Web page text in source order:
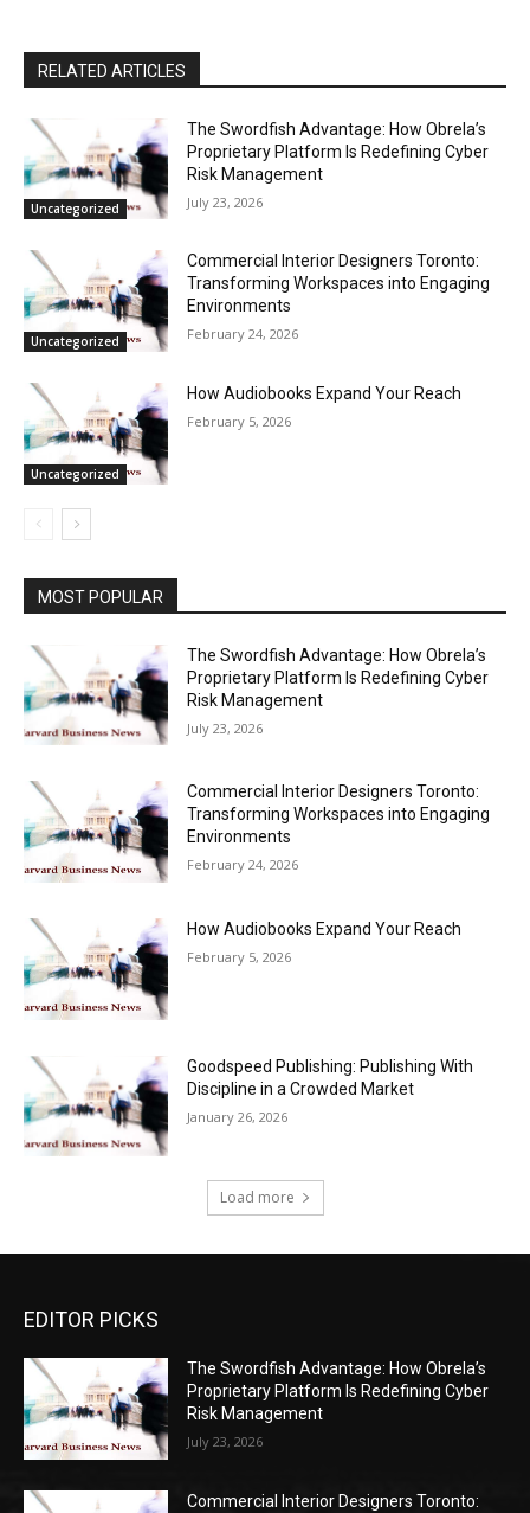
RELATED ARTICLES
Uncategorized
The Swordfish Advantage: How Obrela’s
Proprietary Platform Is Redefining Cyber
Risk Management
July 23, 2026
Uncategorized
Commercial Interior Designers Toronto:
Transforming Workspaces into Engaging
Environments
February 24, 2026
Uncategorized
How Audiobooks Expand Your Reach
February 5, 2026
MOST POPULAR
The Swordfish Advantage: How Obrela’s
Proprietary Platform Is Redefining Cyber
Risk Management
July 23, 2026
Commercial Interior Designers Toronto:
Transforming Workspaces into Engaging
Environments
February 24, 2026
How Audiobooks Expand Your Reach
February 5, 2026
Goodspeed Publishing: Publishing With
Discipline in a Crowded Market
January 26, 2026
Load more
EDITOR PICKS
The Swordfish Advantage: How Obrela’s
Proprietary Platform Is Redefining Cyber
Risk Management
July 23, 2026
Commercial Interior Designers Toronto: